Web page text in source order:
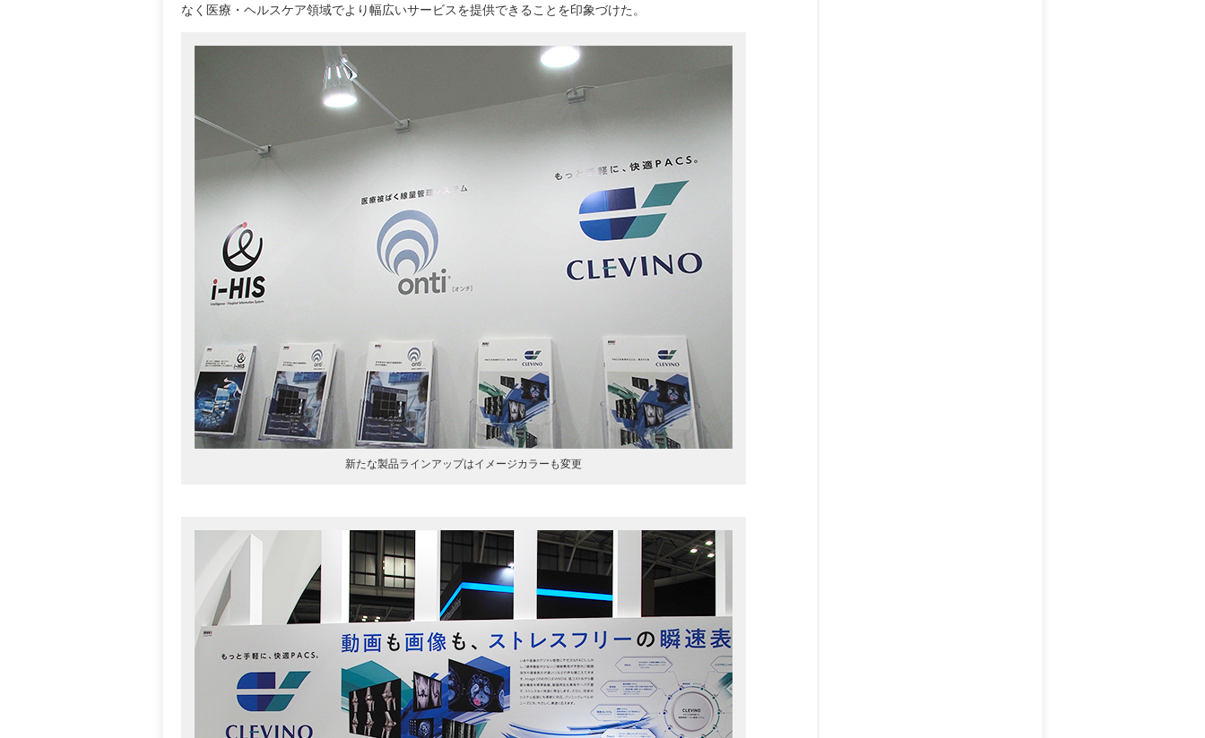
なく医療・ヘルスケア領域でより幅広いサービスを提供できることを印象づけた。
新たな製品ラインアップはイメージカラーも変更